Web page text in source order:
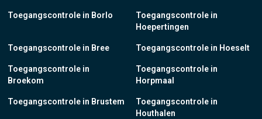
Toegangscontrole in Borlo
Toegangscontrole in Bree
Toegangscontrole in
Broekom
Toegangscontrole in Brustem
Toegangscontrole in
Hoepertingen
Toegangscontrole in Hoeselt
Toegangscontrole in
Horpmaal
Toegangscontrole in
Houthalen